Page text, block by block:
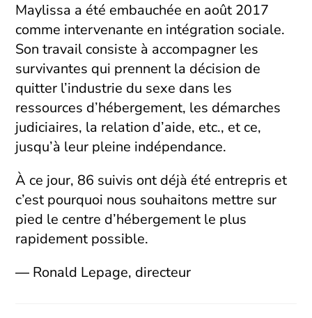
Maylissa a été embauchée en août 2017
comme intervenante en intégration sociale.
Son travail consiste à accompagner les
survivantes qui prennent la décision de
quitter l’industrie du sexe dans les
ressources d’hébergement, les démarches
judiciaires, la relation d’aide, etc., et ce,
jusqu’à leur pleine indépendance.
À ce jour, 86 suivis ont déjà été entrepris et
c’est pourquoi nous souhaitons mettre sur
pied le centre d’hébergement le plus
rapidement possible.
― Ronald Lepage, directeur